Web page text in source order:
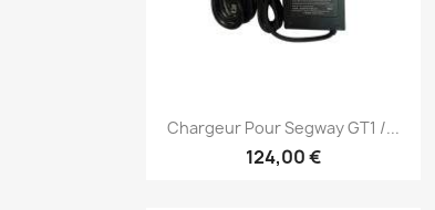
Aperçu rapide
Chargeur Pour Segway GT1 /...
124,00 €